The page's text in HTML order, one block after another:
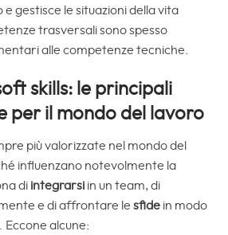
gestisce le situazioni della vita
trasversali sono spesso
alle competenze tecniche.
skills: le principali
per il mondo del lavoro
più valorizzate nel mondo del
influenzano notevolmente la
di integrarsi in un team, di
e di affrontare le sfide in modo
alcune: